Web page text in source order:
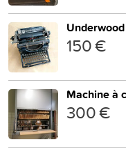
Underwood
150 €
Machine à
300 €